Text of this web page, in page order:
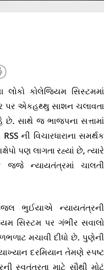
લોકો કોલેજિયમ સિસ્ટમમાં
પર એકહથ્થુ સાશન ચલાવતા
છે. સાથે જ ભાજપના સત્તામાં
ની વિચારધારાના સમર્થક
પણ લાગતા રહ્યાં છે, ત્યારે
ન્યાયતંત્રમાં ચાલતી
ભુઈયાએ ન્યાયતંત્રની
સિસ્ટમ પર ગંભીર સવાલો
મચાવી દીધો છે. પુણેની
દરમિયાન તેમણે સ્પષ્ટ
સ્વતંત્રતા માટે સૌથી મોટું